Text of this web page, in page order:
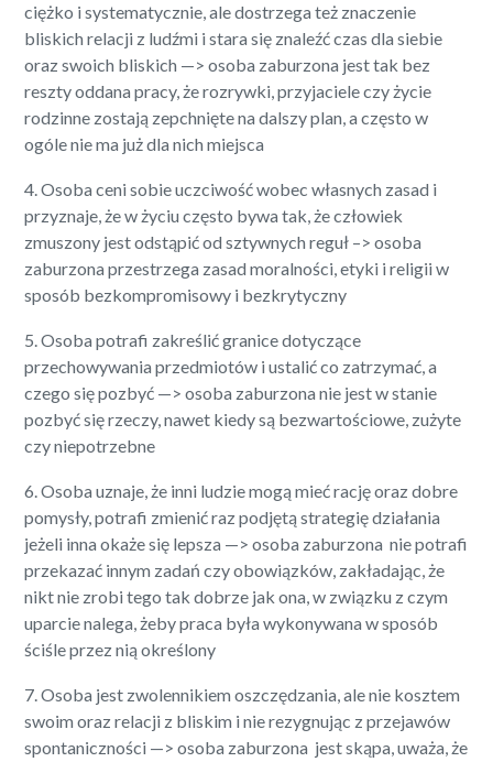
ciężko i systematycznie, ale dostrzega też znaczenie
bliskich relacji z ludźmi i stara się znaleźć czas dla siebie
oraz swoich bliskich —> osoba zaburzona jest tak bez
reszty oddana pracy, że rozrywki, przyjaciele czy życie
rodzinne zostają zepchnięte na dalszy plan, a często w
ogóle nie ma już dla nich miejsca
4. Osoba ceni sobie uczciwość wobec własnych zasad i
przyznaje, że w życiu często bywa tak, że człowiek
zmuszony jest odstąpić od sztywnych reguł –> osoba
zaburzona przestrzega zasad moralności, etyki i religii w
sposób bezkompromisowy i bezkrytyczny
5. Osoba potrafi zakreślić granice dotyczące
przechowywania przedmiotów i ustalić co zatrzymać, a
czego się pozbyć —> osoba zaburzona nie jest w stanie
pozbyć się rzeczy, nawet kiedy są bezwartościowe, zużyte
czy niepotrzebne
6. Osoba uznaje, że inni ludzie mogą mieć rację oraz dobre
pomysły, potrafi zmienić raz podjętą strategię działania
jeżeli inna okaże się lepsza —> osoba zaburzona nie potrafi
przekazać innym zadań czy obowiązków, zakładając, że
nikt nie zrobi tego tak dobrze jak ona, w związku z czym
uparcie nalega, żeby praca była wykonywana w sposób
ściśle przez nią określony
7. Osoba jest zwolennikiem oszczędzania, ale nie kosztem
swoim oraz relacji z bliskim i nie rezygnując z przejawów
spontaniczności —> osoba zaburzona jest skąpa, uważa, że